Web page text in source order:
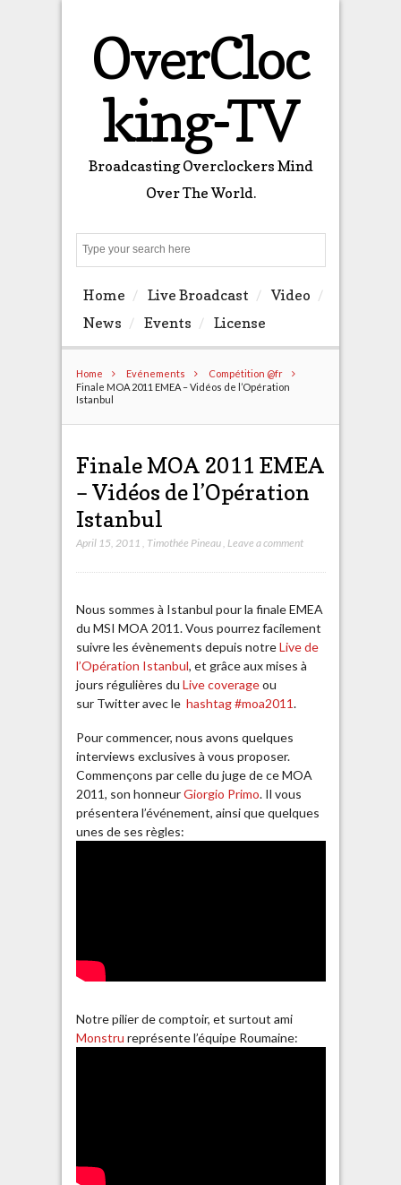
OverCloc
king-TV
Broadcasting Overclockers Mind
Over The World.
Home Live Broadcast
Video
News
Events License
Home Evénements
Compétition @fr
Finale MOA 2011 EMEA – Vidéos de l’Opération
Istanbul
Finale MOA 2011 EMEA
– Vidéos de l’Opération
Istanbul
April 15, 2011 Timothée Pineau, Leave a comment
Nous sommes à Istanbul pour la finale EMEA
du MSI MOA 2011. Vous pourrez facilement
suivre les évènements depuis notreLive de
l’Opération Istanbul, et grâce aux mises à
jours régulières du Live coverageou
sur Twitter avec le hashtag #moa2011.
Pour commencer, nous avons quelques
interviews exclusives à vous proposer.
Commençons par celle du juge de ce MOA
2011, son honneurGiorgio Primo. Il vous
présentera l’événement, ainsi que quelques
unes de ses règles:
Notre pilier de comptoir, et surtout ami
Monstru représente l’équipe Roumaine: